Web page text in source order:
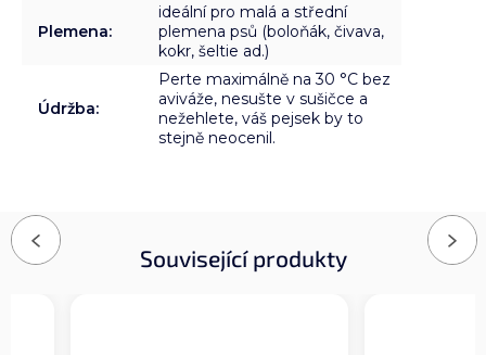
Plemena:
ideální pro malá a střední
plemena psů (boloňák, čivava,
kokr, šeltie ad.)
Údržba:
Perte maximálně na 30 °C bez
aviváže, nesušte v sušičce a
nežehlete, váš pejsek by to
stejně neocenil.
Související produkty
Previous Next